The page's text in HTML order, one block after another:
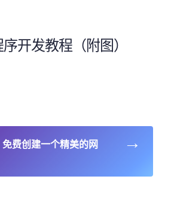
开发教程（附图）
费创建一个精美的网
→